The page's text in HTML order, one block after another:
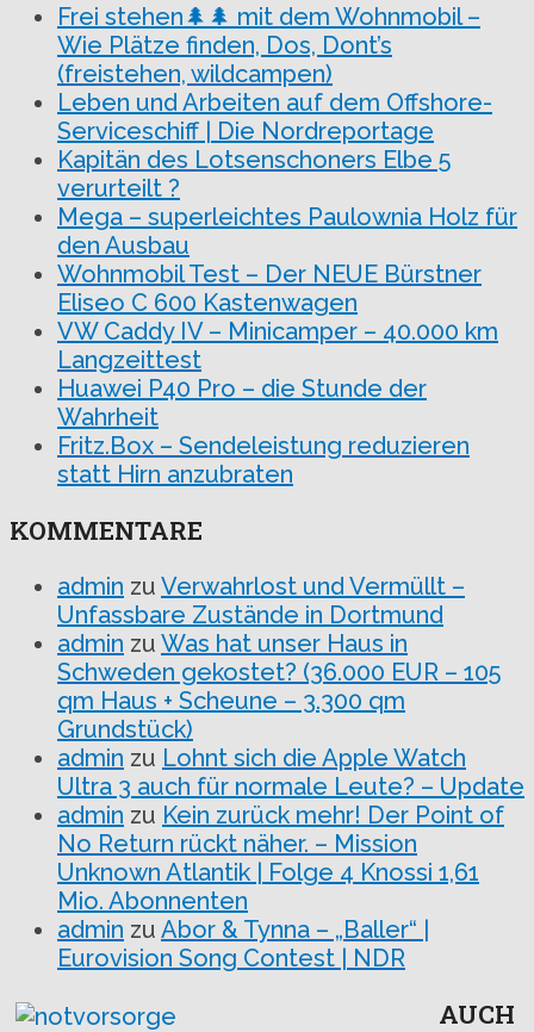
Frei stehen🌲🌲 mit dem Wohnmobil –
Wie Plätze finden, Dos, Dont’s
(freistehen, wildcampen)
Leben und Arbeiten auf dem Offshore-
Serviceschiff | Die Nordreportage
Kapitän des Lotsenschoners Elbe 5
verurteilt ?
Mega – superleichtes Paulownia Holz für
den Ausbau
Wohnmobil Test – Der NEUE Bürstner
Eliseo C 600 Kastenwagen
VW Caddy IV – Minicamper – 40.000 km
Langzeittest
Huawei P40 Pro – die Stunde der
Wahrheit
Fritz.Box – Sendeleistung reduzieren
statt Hirn anzubraten
KOMMENTARE
admin zu Verwahrlost und Vermüllt –
Unfassbare Zustände in Dortmund
admin zu Was hat unser Haus in
Schweden gekostet? (36.000 EUR – 105
qm Haus + Scheune – 3.300 qm
Grundstück)
admin zu Lohnt sich die Apple Watch
Ultra 3 auch für normale Leute? – Update
admin zu Kein zurück mehr! Der Point of
No Return rückt näher. – Mission
Unknown Atlantik | Folge 4 Knossi 1,61
Mio. Abonnenten
admin zu Abor & Tynna – „Baller“ |
Eurovision Song Contest | NDR
AUCH